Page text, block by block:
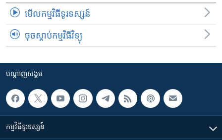
មើល​កម្មវិធី​ទូរទស្សន៍
ចុចស្តាប់កម្មវិធីវិទ្យុ
បណ្តាញ​សង្គម
កម្មវិធី​ទូរទស្សន៍